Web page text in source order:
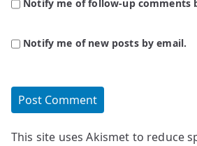
Notify me of follow-up comments
Notify me of new posts by email.
This site uses Akismet to reduce